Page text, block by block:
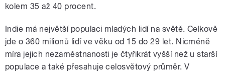
kolem 35 až 40 procent.
Indie má největší populaci mladých lidí na světě. Celkově
jde o 360 milionů lidí ve věku od 15 do 29 let. Nicméně
míra jejich nezaměstnanosti je čtyřikrát vyšší než u starší
populace a také přesahuje celosvětový průměr. V